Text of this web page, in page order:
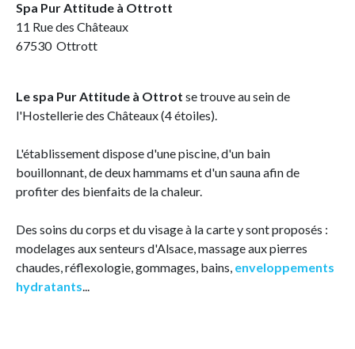
Spa Pur Attitude à Ottrott
11 Rue des Châteaux
67530 Ottrott
Le spa Pur Attitude à Ottrot se trouve au sein de
l'Hostellerie des Châteaux (4 étoiles).
L'établissement dispose d'une piscine, d'un bain
bouillonnant, de deux hammams et d'un sauna afin de
profiter des bienfaits de la chaleur.
Des soins du corps et du visage à la carte y sont proposés :
modelages aux senteurs d'Alsace, massage aux pierres
chaudes, réflexologie, gommages, bains, enveloppements
hydratants...